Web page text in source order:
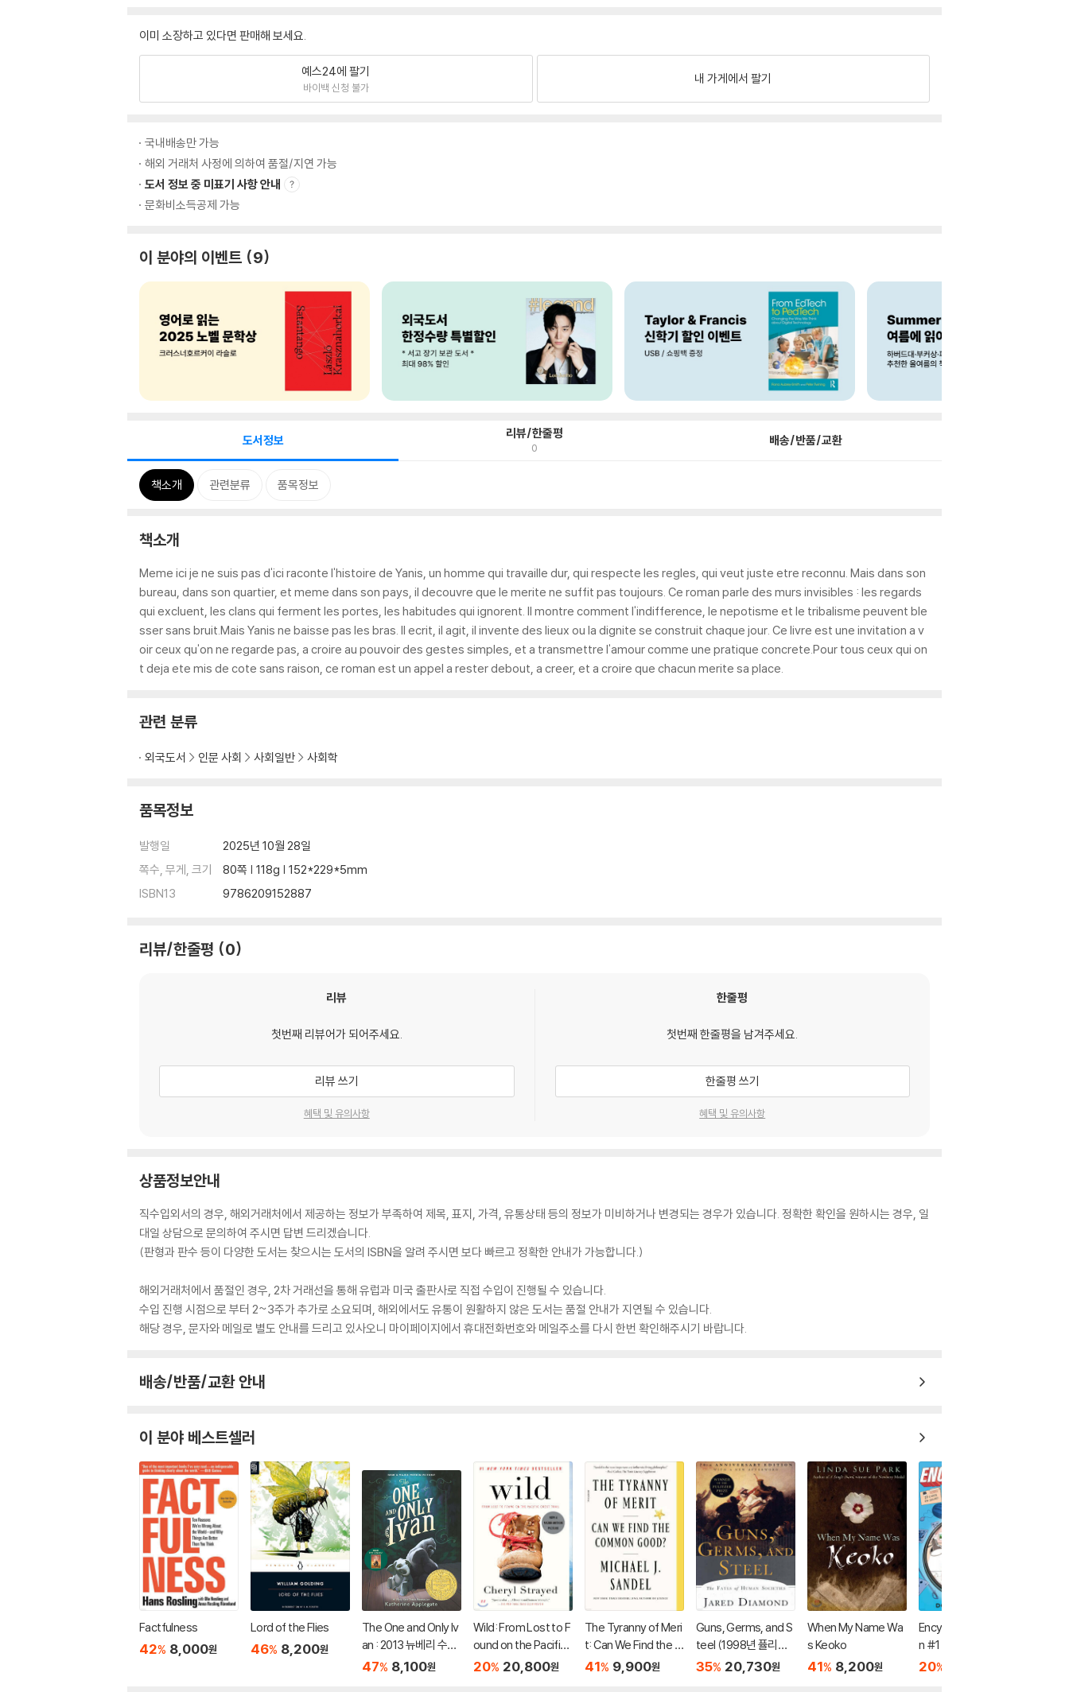
이미 소장하고 있다면 판매해 보세요.
예스24에 팔기
바이백 신청 불가
내 가게에서 팔기
국내배송만 가능
해외 거래처 사정에 의하여 품절/지연 가능
도서 정보 중 미표기 사항 안내
문화비소득공제 가능
이 분야의 이벤트 9
도서정보 리뷰/한줄평
0 배송/반품/교환
책소개 관련분류 품목정보
책소개
Meme ici je ne suis pas d'ici raconte l'histoire de Yanis, un homme qui travaille dur, qui respecte les regles, qui veut juste etre reconnu. Mais dans son
bureau, dans son quartier, et meme dans son pays, il decouvre que le merite ne suffit pas toujours. Ce roman parle des murs invisibles : les regards
qui excluent, les clans qui ferment les portes, les habitudes qui ignorent. Il montre comment l'indifference, le nepotisme et le tribalisme peuvent ble
sser sans bruit.Mais Yanis ne baisse pas les bras. Il ecrit, il agit, il invente des lieux ou la dignite se construit chaque jour. Ce livre est une invitation a v
oir ceux qu'on ne regarde pas, a croire au pouvoir des gestes simples, et a transmettre l'amour comme une pratique concrete.Pour tous ceux qui on
t deja ete mis de cote sans raison, ce roman est un appel a rester debout, a creer, et a croire que chacun merite sa place.
관련 분류
외국도서 인문 사회 사회일반 사회학
품목정보
발행일
2025년 10월 28일
쪽수, 무게, 크기
80쪽 | 118g | 152*229*5mm
ISBN13
9786209152887
리뷰/한줄평 0
리뷰
첫번째 리뷰어가 되어주세요.
리뷰 쓰기
혜택 및 유의사항
한줄평
첫번째 한줄평을 남겨주세요.
한줄평 쓰기
혜택 및 유의사항
상품정보안내
직수입외서의 경우, 해외거래처에서 제공하는 정보가 부족하여 제목, 표지, 가격, 유통상태 등의 정보가 미비하거나 변경되는 경우가 있습니다. 정확한 확인을 원하시는 경우, 일
대일 상담으로 문의하여 주시면 답변 드리겠습니다.
(판형과 판수 등이 다양한 도서는 찾으시는 도서의 ISBN을 알려 주시면 보다 빠르고 정확한 안내가 가능합니다.)
해외거래처에서 품절인 경우, 2차 거래선을 통해 유럽과 미국 출판사로 직접 수입이 진행될 수 있습니다.
수입 진행 시점으로 부터 2~3주가 추가로 소요되며, 해외에서도 유통이 원활하지 않은 도서는 품절 안내가 지연될 수 있습니다.
해당 경우, 문자와 메일로 별도 안내를 드리고 있사오니 마이페이지에서 휴대전화번호와 메일주소를 다시 한번 확인해주시기 바랍니다.
배송/반품/교환 안내
이 분야 베스트셀러
Factfulness
42% 8,000원
Lord of the Flies
46% 8,200원
The One and Only Iv
an : 2013 뉴베리 수상
작
47% 8,100원
Wild: From Lost to F
ound on the Pacific
Crest Trail
20% 20,800원
The Tyranny of Meri
t: Can We Find the C
ommon Good?
41% 9,900원
Guns, Germs, and S
teel (1998년 퓰리처
상 수상작 / 20주년 기
35% 20,730원
When My Name Wa
s Keoko
41% 8,200원
Encyclopedia Brow
n #1 : Boy Detective
20%